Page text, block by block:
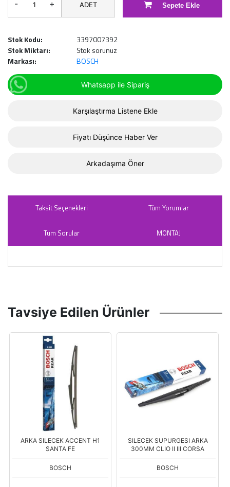
- + ADET Sepete Ekle
Stok Kodu:
3397007392
Stok Miktarı:
Stok sorunuz
Markası:
BOSCH
Whatsapp ile Sipariş
Karşılaştırma Listene Ekle
Fiyatı Düşünce Haber Ver
Arkadaşıma Öner
Taksit Seçenekleri Tüm Yorumlar
Tüm Sorular MONTAJ
Tavsiye Edilen Ürünler
ARKA SILECEK ACCENT H1
SANTA FE
BOSCH
SILECEK SUPURGESI ARKA
300MM CLIO II III CORSA
BOSCH